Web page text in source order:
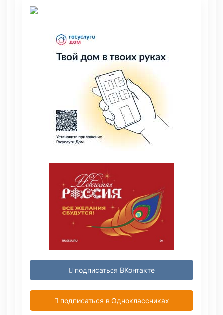
подписаться ВКонтакте
подписаться в Одноклассниках